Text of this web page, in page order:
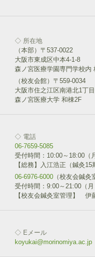
)
◇ 所在地
（本部）〒537-0022
大阪市東成区中本4-1-8
森ノ宮医療学園専門学校内
（校友会館）〒559-0034
大阪市住之江区南港北1丁
森ノ宮医療大学 和棟2F
◇ 電話
06-7659-5085
受付時間：10:00～18:00（
【総務】入江浩正（鍼灸15
06-6976-6000 （校友会鍼灸
受付時間：9:00～21:00（
【校友会鍼灸室管理】 伊
◇ Eメール
koyukai@morinomiya.ac.jp